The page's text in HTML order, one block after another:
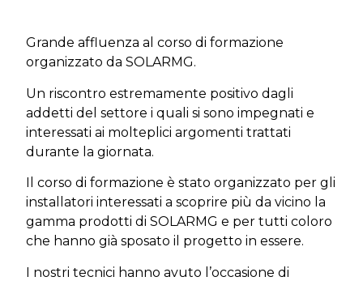
Grande affluenza al corso di formazione
organizzato da SOLARMG.
Un riscontro estremamente positivo dagli
addetti del settore i quali si sono impegnati e
interessati ai molteplici argomenti trattati
durante la giornata.
Il corso di formazione è stato organizzato per gli
installatori interessati a scoprire più da vicino la
gamma prodotti di SOLARMG e per tutti coloro
che hanno già sposato il progetto in essere.
I nostri tecnici hanno avuto l’occasione di